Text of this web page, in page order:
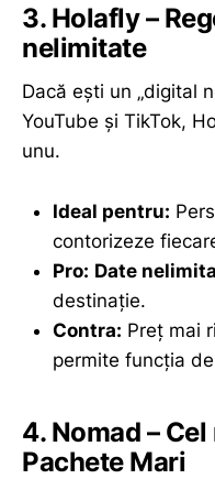
3. Holafly –
nelimitate
Dacă ești un „digital
YouTube și TikTok,
unu.
Ideal pentru:
contorizeze
Pro: Date
destinație.
Contra: Preț mai
permite funcția de
4. Nomad –
Pachete Mari